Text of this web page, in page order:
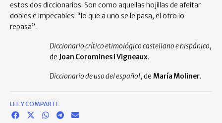
estos dos diccionarios. Son como aquellas hojillas de afeitar
dobles e impecables: “lo que a uno se le pasa, el otro lo
repasa”.
Diccionario crítico etimológico castellano e hispánico,
de Joan Coromines i Vigneaux.
Diccionario de uso del español, de María Moliner.
LEE Y COMPARTE